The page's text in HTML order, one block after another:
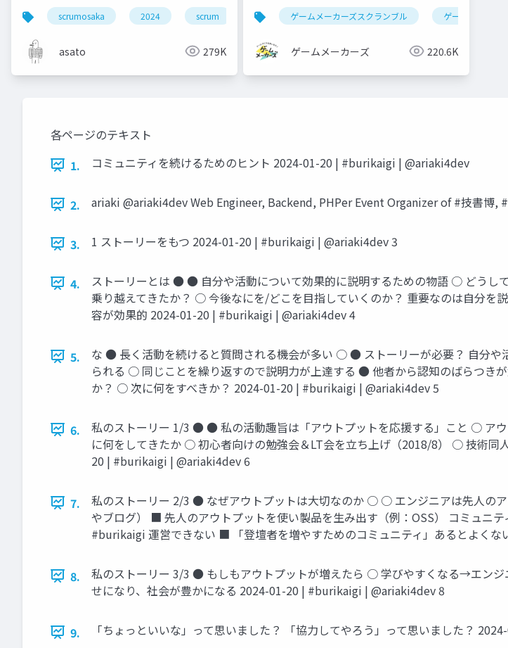
scrumosaka 2024 scrum agile
asato 279K
ゲームメーカーズスクランブル ゲーム制作
ゲームメーカーズ 220.6K
各ページのテキスト
1.
コミュニティを続けるためのヒント 2024-01-20 | #burikaigi | @ariaki4dev
2. ariaki @ariaki4dev Web Engineer, Backend, PHPer Event Organizer of #技書
3. 1 ストーリーをもつ 2024-01-20 | #burikaigi | @ariaki4dev 3
4.
ストーリーとは ● ● 自分や活動について効果的に説明するための物語 ○ どう
乗り越えてきたか？ ○ 今後なにを/どこを目指していくのか？ 重要なのは自分
容が効果的 2024-01-20 | #burikaigi | @ariaki4dev 4
5.
な ● 長く活動を続けると質問される機会が多い ○ ● ストーリーが必要？ 自分や
られる ○ 同じことを繰り返すので説明力が上達する ● 他者から認知のばらつ
か？ ○ 次に何をすべきか？ 2024-01-20 | #burikaigi | @ariaki4dev 5
6.
私のストーリー 1/3 ● ● 私の活動趣旨は「アウトプットを応援する」こと ○ ア
に何をしてきたか ○ 初心者向けの勉強会＆LT会を立ち上げ（2018/8） ○ 技術
20 | #burikaigi | @ariaki4dev 6
7.
私のストーリー 2/3 ● なぜアウトプットは大切なのか ○ ○ エンジニアは先人の
やブログ） ■ 先人のアウトプットを使い製品を生み出す（例：OSS） コミュニ
#burikaigi 運営できない ■ 「登壇者を増やすためのコミュニティ」あるとよく
8.
私のストーリー 3/3 ● もしもアウトプットが増えたら ○ 学びやすくなる→エン
せになり、社会が豊かになる 2024-01-20 | #burikaigi | @ariaki4dev 8
9. 「ちょっといいな」って思いました？ 「協力してやろう」って思いました？